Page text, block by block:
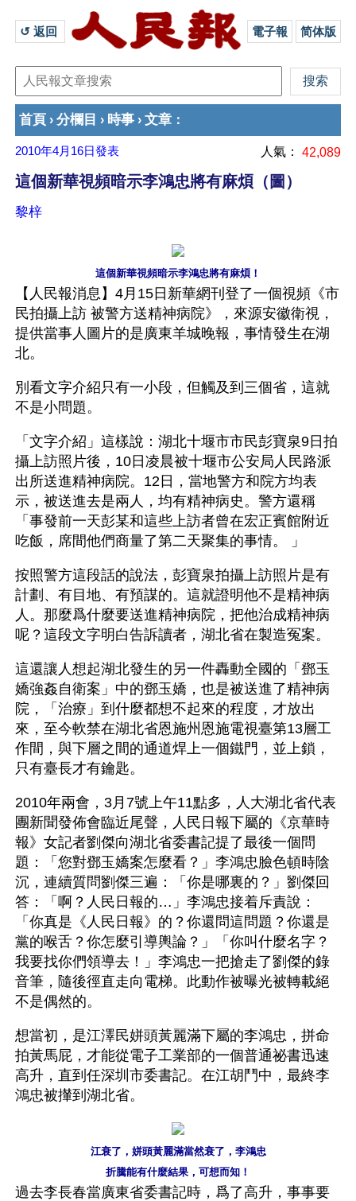
↺ 返回 電子報 简体版
首頁 › 分欄目 › 時事 › 文章 ：
2010年4月16日發表 人氣： 42,089
這個新華視頻暗示李鴻忠將有麻煩（圖）
黎梓
這個新華視頻暗示李鴻忠將有麻煩！
【人民報消息】4月15日新華網刊登了一個視頻《市
民拍攝上訪 被警方送精神病院》，來源安徽衛視，
提供當事人圖片的是廣東羊城晚報，事情發生在湖
北。
別看文字介紹只有一小段，但觸及到三個省，這就
不是小問題。
「文字介紹」這樣說：湖北十堰市市民彭寶泉9日拍
攝上訪照片後，10日凌晨被十堰市公安局人民路派
出所送進精神病院。12日，當地警方和院方均表
示，被送進去是兩人，均有精神病史。警方還稱
「事發前一天彭某和這些上訪者曾在宏正賓館附近
吃飯，席間他們商量了第二天聚集的事情。 」
按照警方這段話的說法，彭寶泉拍攝上訪照片是有
計劃、有目地、有預謀的。這就證明他不是精神病
人。那麼爲什麼要送進精神病院，把他治成精神病
呢？這段文字明白告訴讀者，湖北省在製造冤案。
這還讓人想起湖北發生的另一件轟動全國的「鄧玉
嬌強姦自衛案」中的鄧玉嬌，也是被送進了精神病
院，「治療」到什麼都想不起來的程度，才放出
來，至今軟禁在湖北省恩施州恩施電視臺第13層工
作間，與下層之間的通道焊上一個鐵門，並上鎖，
只有臺長才有鑰匙。
2010年兩會，3月7號上午11點多，人大湖北省代表
團新聞發佈會臨近尾聲，人民日報下屬的《京華時
報》女記者劉傑向湖北省委書記提了最後一個問
題：「您對鄧玉嬌案怎麼看？」李鴻忠臉色頓時陰
沉，連續質問劉傑三遍：「你是哪裏的？」劉傑回
答：「啊？人民日報的…」李鴻忠接着斥責說：
「你真是《人民日報》的？你還問這問題？你還是
黨的喉舌？你怎麼引導輿論？」「你叫什麼名字？
我要找你們領導去！」李鴻忠一把搶走了劉傑的錄
音筆，隨後徑直走向電梯。此動作被曝光被轉載絕
不是偶然的。
想當初，是江澤民姘頭黃麗滿下屬的李鴻忠，拼命
拍黃馬屁，才能從電子工業部的一個普通祕書迅速
高升，直到任深圳市委書記。在江胡鬥中，最終李
鴻忠被攆到湖北省。
江衰了，姘頭黃麗滿當然衰了，李鴻忠
折騰能有什麼結果，可想而知！
過去李長春當廣東省委書記時，爲了高升，事事要